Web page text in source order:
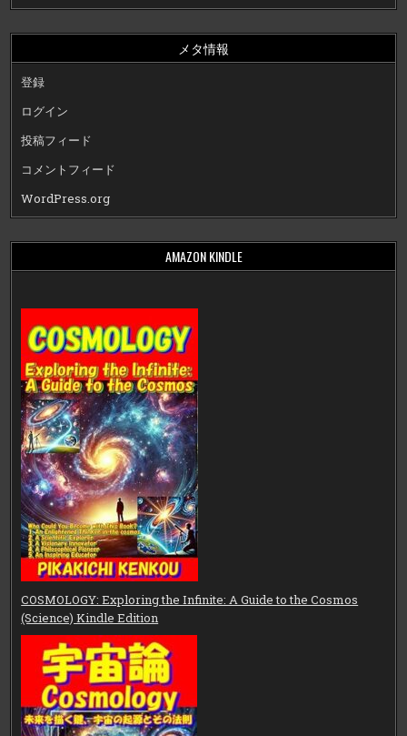
メタ情報
登録
ログイン
投稿フィード
コメントフィード
WordPress.org
AMAZON KINDLE
COSMOLOGY: Exploring the Infinite: A Guide to the Cosmos
(Science) Kindle Edition